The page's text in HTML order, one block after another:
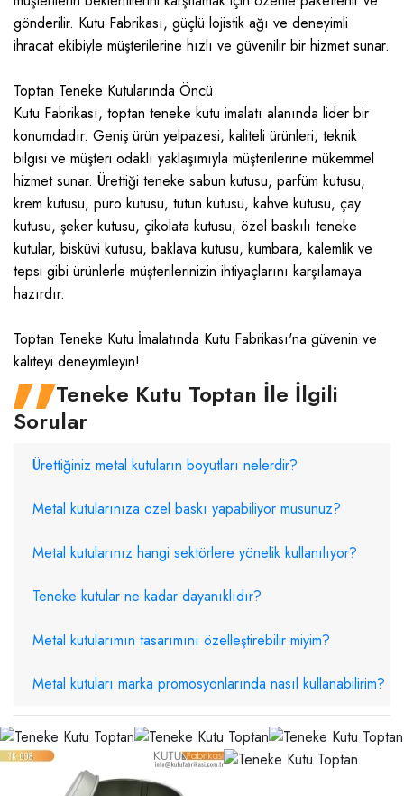
gönderilir. Kutu Fabrikası, güçlü lojistik ağı ve deneyimli
ihracat ekibiyle müşterilerine hızlı ve güvenilir bir hizmet sunar.
Toptan Teneke Kutularında Öncü
Kutu Fabrikası, toptan teneke kutu imalatı alanında lider bir
konumdadır. Geniş ürün yelpazesi, kaliteli ürünleri, teknik
bilgisi ve müşteri odaklı yaklaşımıyla müşterilerine mükemmel
hizmet sunar. Ürettiği teneke sabun kutusu, parfüm kutusu,
krem kutusu, puro kutusu, tütün kutusu, kahve kutusu, çay
kutusu, şeker kutusu, çikolata kutusu, özel baskılı teneke
kutular, bisküvi kutusu, baklava kutusu, kumbara, kalemlik ve
tepsi gibi ürünlerle müşterilerinizin ihtiyaçlarını karşılamaya
hazırdır.
Toptan Teneke Kutu İmalatında Kutu Fabrikası'na güvenin ve
kaliteyi deneyimleyin!
Teneke Kutu Toptan İle İlgili
Sorular
Ürettiğiniz metal kutuların boyutları nelerdir?
Metal kutularınıza özel baskı yapabiliyor musunuz?
Metal kutularınız hangi sektörlere yönelik kullanılıyor?
Teneke kutular ne kadar dayanıklıdır?
Metal kutularımın tasarımını özelleştirebilir miyim?
Metal kutuları marka promosyonlarında nasıl kullanabilirim?